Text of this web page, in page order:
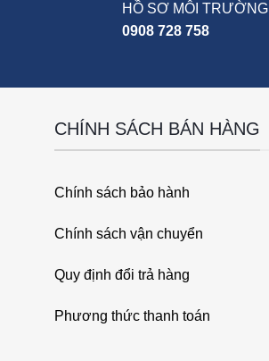
HỒ SƠ MÔI TRƯỜNG
0908 728 758
CHÍNH SÁCH BÁN HÀNG
Chính sách bảo hành
Chính sách vận chuyển
Quy định đổi trả hàng
Phương thức thanh toán